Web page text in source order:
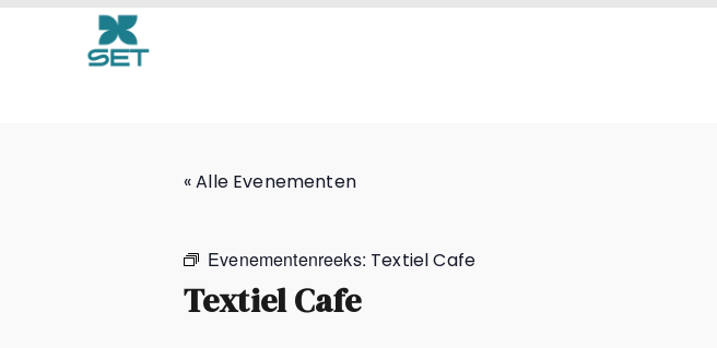
Textiel Cafe
« Alle Evenementen
Evenementenreeks: Textiel Cafe
Textiel Cafe